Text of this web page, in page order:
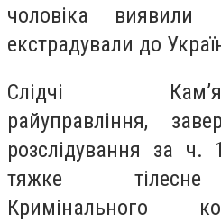
чоловіка
екстрадували до
Слідчі
райуправління,
розслідування за
тяжке
Кримінального